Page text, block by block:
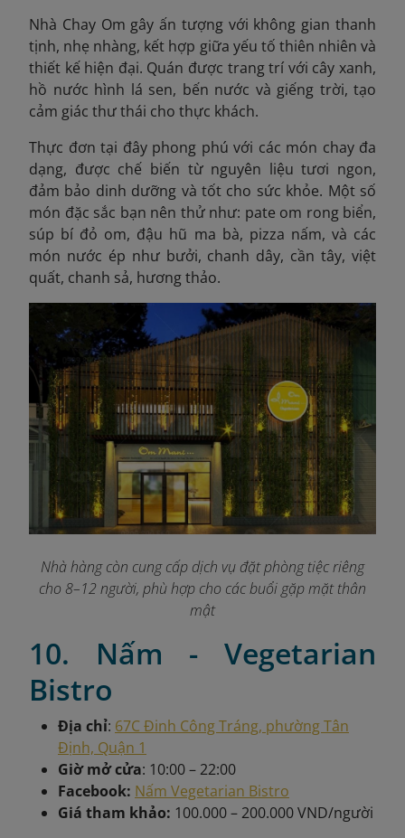
Nhà Chay Om gây ấn tượng với không gian thanh
tịnh, nhẹ nhàng, kết hợp giữa yếu tố thiên nhiên và
thiết kế hiện đại. Quán được trang trí với cây xanh,
hồ nước hình lá sen, bến nước và giếng trời, tạo
cảm giác thư thái cho thực khách.
Thực đơn tại đây phong phú với các món chay đa
dạng, được chế biến từ nguyên liệu tươi ngon,
đảm bảo dinh dưỡng và tốt cho sức khỏe. Một số
món đặc sắc bạn nên thử như: pate om rong biển,
súp bí đỏ om, đậu hũ ma bà, pizza nấm, và các
món nước ép như bưởi, chanh dây, cần tây, việt
quất, chanh sả, hương thảo.
Nhà hàng còn cung cấp dịch vụ đặt phòng tiệc riêng
cho 8–12 người, phù hợp cho các buổi gặp mặt thân
mật
10. Nấm - Vegetarian
Bistro
Địa chỉ: 67C Đinh Công Tráng, phường Tân
Định, Quận 1
Giờ mở cửa: 10:00 – 22:00
Facebook: Nấm Vegetarian Bistro
Giá tham khảo: 100.000 – 200.000 VND/người